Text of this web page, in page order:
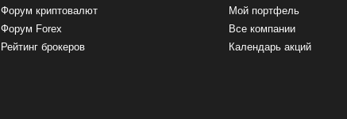
Форум криптовалют
Форум Forex
Рейтинг брокеров
Мой портфель
Все компании
Календарь акций